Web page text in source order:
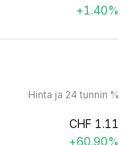
+1.40%
Hinta ja 24 tunnin %
CHF 1.11
+60.90%